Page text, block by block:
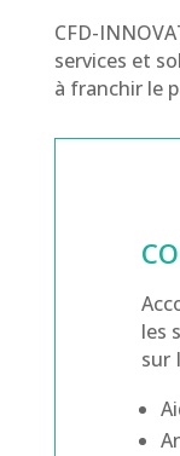
CFD-
services et
à franchir le
les
sur